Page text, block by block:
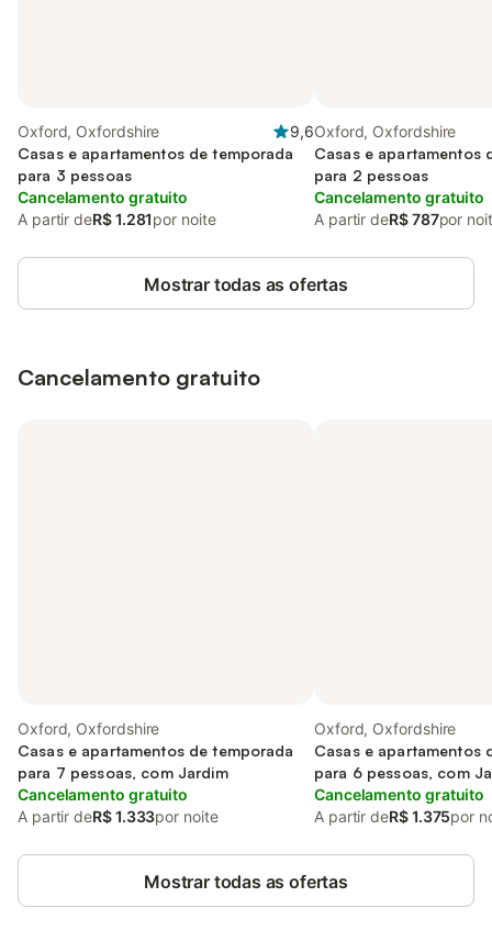
Oxford, Oxfordshire
9,6
Casas e apartamentos de temporada
para 3 pessoas
Cancelamento gratuito
A partir deR$ 1.281por noite
Oxford, Oxfordshire
Casas e apartamentos
para 2 pessoas
Cancelamento gratuito
A partir deR$ 787por
Mostrar todas as ofertas
Cancelamento gratuito
Oxford, Oxfordshire
Casas e apartamentos de temporada
para 7 pessoas, com Jardim
Cancelamento gratuito
A partir deR$ 1.333por noite
Oxford, Oxfordshire
Casas e apartamentos
para 6 pessoas, com
Cancelamento gratuito
A partir deR$ 1.375por
Mostrar todas as ofertas